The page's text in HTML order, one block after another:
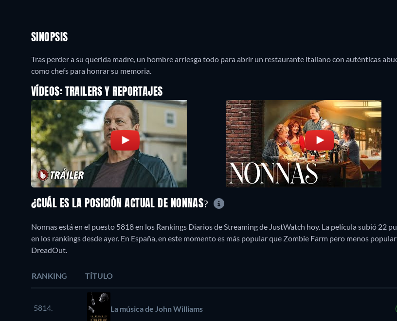
SINOPSIS
Tras perder a su querida madre, un hombre arriesga todo para abrir un restaurante italiano con auténticas
como chefs para honrar su memoria.
VÍDEOS: TRAILERS Y REPORTAJES
¿CUÁL ES LA POSICIÓN ACTUAL DE NONNAS?
Nonnas está en el puesto 5818 en los Rankings Diarios de Streaming de JustWatch hoy. La película subió 22
en los rankings desde ayer. En España, en este momento es más popular que Zombie Farm pero menos
DreadOut.
RANKING TÍTULO
5814. La música de John Williams